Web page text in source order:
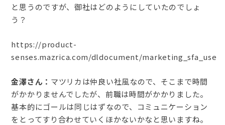
と思うのですが、御社はどのようにしていたのでしょ
う？
https://product-
senses.mazrica.com/dldocument/marketing_sfa_use
金澤さん： マツリカは仲良い社風なので、そこまで時間
がかかりませんでしたが、前職は時間がかかりました。
基本的にゴールは同じはずなので、コミュニケーション
をとってすり合わせていくほかないかなと思いますね。